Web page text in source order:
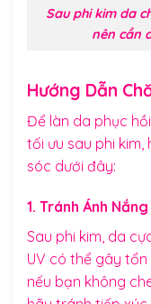
Sau phi kim da
nên cần
Hướng Dẫn
Để làn da phục
tối ưu sau phi
sóc dưới đây:
1. Tránh Ánh
Sau phi kim, da
UV có thể gây
nếu bạn không